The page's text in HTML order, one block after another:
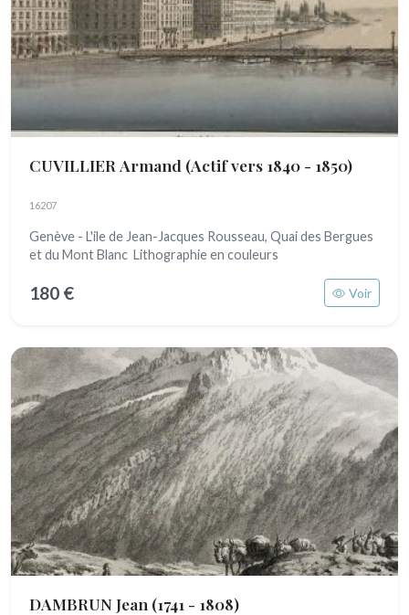
CUVILLIER Armand (Actif vers 1840 - 1850)
16207
Genève - L'ile de Jean-Jacques Rousseau, Quai des Bergues
et du Mont Blanc Lithographie en couleurs
180 € Voir
DAMBRUN Jean (1741 - 1808)